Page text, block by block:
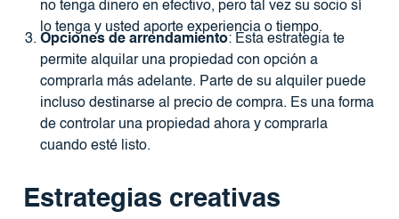
no tenga dinero en efectivo, pero tal vez su socio sí
lo tenga y usted aporte experiencia o tiempo.
Opciones de arrendamiento: Esta estrategia te
permite alquilar una propiedad con opción a
comprarla más adelante. Parte de su alquiler puede
incluso destinarse al precio de compra. Es una forma
de controlar una propiedad ahora y comprarla
cuando esté listo.
Estrategias creativas